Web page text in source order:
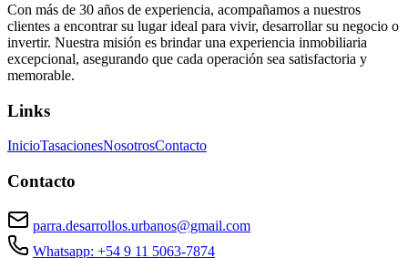
Con más de 30 años de experiencia, acompañamos a nuestros
clientes a encontrar su lugar ideal para vivir, desarrollar su negocio o
invertir. Nuestra misión es brindar una experiencia inmobiliaria
excepcional, asegurando que cada operación sea satisfactoria y
memorable.
Links
InicioTasacionesNosotrosContacto
Contacto
parra.desarrollos.urbanos@gmail.com
Whatsapp: +54 9 11 5063-7874